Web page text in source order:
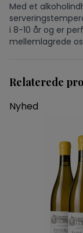
Med et
i 8-10 år og er
mellemlagrede
Relaterede
Nyhed